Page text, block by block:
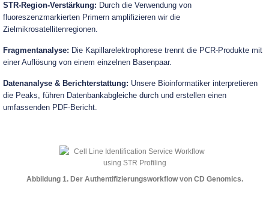
STR-Region-Verstärkung: Durch die Verwendung von
fluoreszenzmarkierten Primern amplifizieren wir die
Zielmikrosatellitenregionen.
Fragmentanalyse: Die Kapillarelektrophorese trennt die PCR-Produkte mit
einer Auflösung von einem einzelnen Basenpaar.
Datenanalyse & Berichterstattung: Unsere Bioinformatiker interpretieren
die Peaks, führen Datenbankabgleiche durch und erstellen einen
umfassenden PDF-Bericht.
Abbildung 1. Der Authentifizierungsworkflow von CD Genomics.